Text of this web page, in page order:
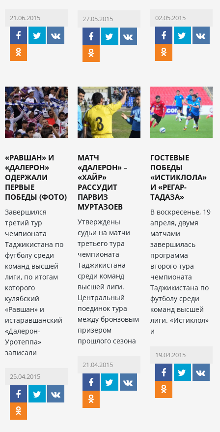
21.06.2015 27.05.2015 02.05.2015
«РАВШАН» И
«ДАЛЕРОН»
ОДЕРЖАЛИ
ПЕРВЫЕ
ПОБЕДЫ (ФОТО)
Завершился
третий тур
чемпионата
Таджикистана по
футболу среди
команд высшей
лиги, по итогам
которого
кулябский
«Равшан» и
истаравшанский
«Далерон-
Уротеппа»
записали
25.04.2015
МАТЧ
«ДАЛЕРОН» –
«ХАЙР»
РАССУДИТ
ПАРВИЗ
МУРТАЗОЕВ
Утверждены
судьи на матчи
третьего тура
чемпионата
Таджикистана
среди команд
высшей лиги.
Центральный
поединок тура
между бронзовым
призером
прошлого сезона
21.04.2015
ГОСТЕВЫЕ
ПОБЕДЫ
«ИСТИКЛОЛА»
И «РЕГАР-
ТАДАЗА»
В воскресенье, 19
апреля, двумя
матчами
завершилась
программа
второго тура
чемпионата
Таджикистана по
футболу среди
команд высшей
лиги. «Истиклол»
и
19.04.2015